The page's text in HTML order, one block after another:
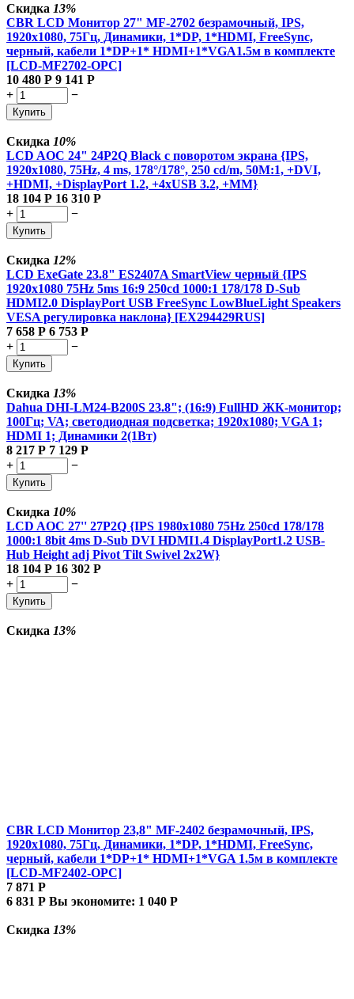
Скидка 13%
CBR LCD Монитор 27" MF-2702 безрамочный, IPS,
1920x1080, 75Гц, Динамики, 1*DP, 1*HDMI, FreeSync,
черный, кабели 1*DP+1* HDMI+1*VGA1.5м в комплекте
[LCD-MF2702-OPC]
10 480 Р 9 141 Р
+
−
Купить
Скидка 10%
LCD AOC 24" 24P2Q Black с поворотом экрана {IPS,
1920x1080, 75Hz, 4 ms, 178°/178°, 250 cd/m, 50M:1, +DVI,
+HDMI, +DisplayPort 1.2, +4xUSB 3.2, +MM}
18 104 Р 16 310 Р
+
−
Купить
Скидка 12%
LCD ExeGate 23.8" ES2407A SmartView черный {IPS
1920x1080 75Hz 5ms 16:9 250cd 1000:1 178/178 D-Sub
HDMI2.0 DisplayPort USB FreeSync LowBlueLight Speakers
VESA регулировка наклона} [EX294429RUS]
7 658 Р 6 753 Р
+
−
Купить
Скидка 13%
Dahua DHI-LM24-B200S 23.8"; (16:9) FullHD ЖК-монитор;
100Гц; VA; светодиодная подсветка; 1920x1080; VGA 1;
HDMI 1; Динамики 2(1Вт)
8 217 Р 7 129 Р
+
−
Купить
Скидка 10%
LCD AOC 27'' 27P2Q {IPS 1980x1080 75Hz 250cd 178/178
1000:1 8bit 4ms D-Sub DVI HDMI1.4 DisplayPort1.2 USB-
Hub Height adj Pivot Tilt Swivel 2x2W}
18 104 Р 16 302 Р
+
−
Купить
Скидка 13%
CBR LCD Монитор 23,8" MF-2402 безрамочный, IPS,
1920x1080, 75Гц, Динамики, 1*DP, 1*HDMI, FreeSync,
черный, кабели 1*DP+1* HDMI+1*VGA 1.5м в комплекте
[LCD-MF2402-OPC]
7 871 Р
6 831 Р Вы экономите: 1 040 Р
Скидка 13%